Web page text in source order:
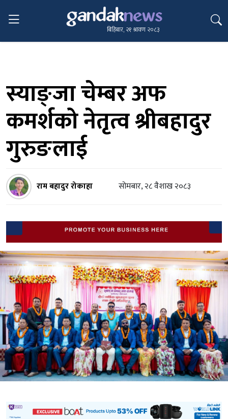
बिहिबार, २१ श्रावण २०८३
स्याङ्जा चेम्बर अफ
कमर्शको नेतृत्व श्रीबहादुर
गुरुङलाई
राम बहादुर रोकाहा सोमबार, २८ वैशाख २०८३